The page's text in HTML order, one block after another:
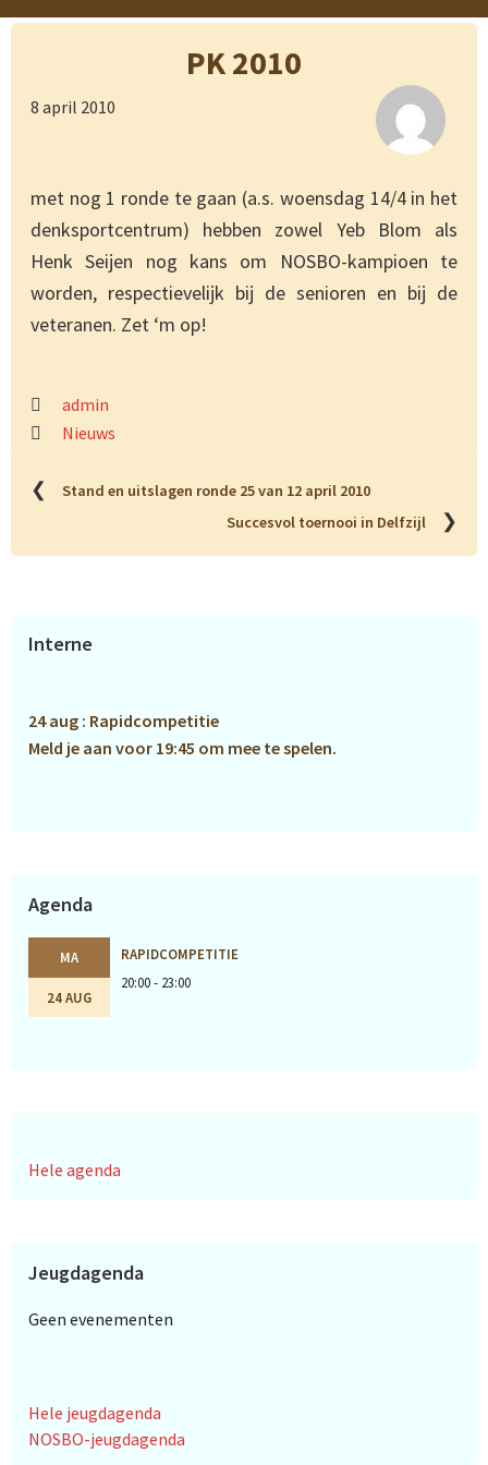
PK 2010
8 april 2010
met nog 1 ronde te gaan (a.s. woensdag 14/4 in het
denksportcentrum) hebben zowel Yeb Blom als
Henk Seijen nog kans om NOSBO-kampioen te
worden, respectievelijk bij de senioren en bij de
veteranen. Zet ‘m op!
admin
Nieuws
❮
Stand en uitslagen ronde 25 van 12 april 2010
Succesvol toernooi in Delfzijl
❯
Primaire
Interne
24 aug : Rapidcompetitie
Meld je aan voor 19:45 om mee te spelen.
Agenda
MA
24 AUG
RAPIDCOMPETITIE
20:00 - 23:00
Hele agenda
Jeugdagenda
Geen evenementen
Hele jeugdagenda
NOSBO-jeugdagenda